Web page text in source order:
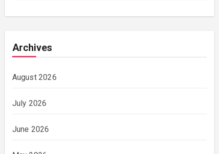
Archives
August 2026
July 2026
June 2026